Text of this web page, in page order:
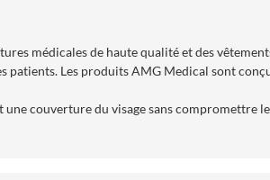
médicales de haute qualité et des
Les produits AMG Medical sont
couverture du visage sans